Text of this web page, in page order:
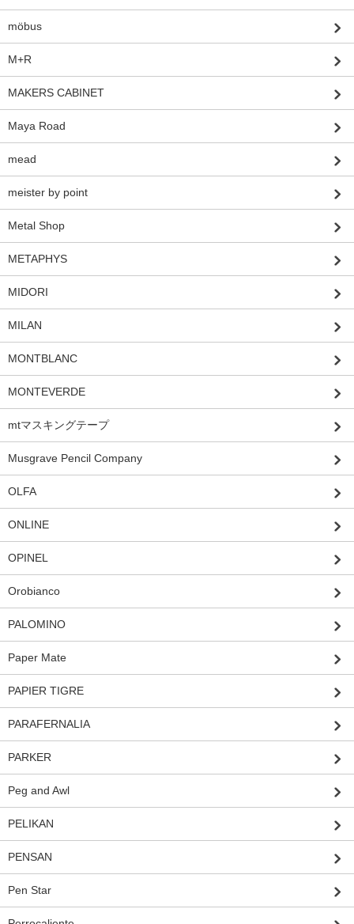
möbus
M+R
MAKERS CABINET
Maya Road
mead
meister by point
Metal Shop
METAPHYS
MIDORI
MILAN
MONTBLANC
MONTEVERDE
mtマスキングテープ
Musgrave Pencil Company
OLFA
ONLINE
OPINEL
Orobianco
PALOMINO
Paper Mate
PAPIER TIGRE
PARAFERNALIA
PARKER
Peg and Awl
PELIKAN
PENSAN
Pen Star